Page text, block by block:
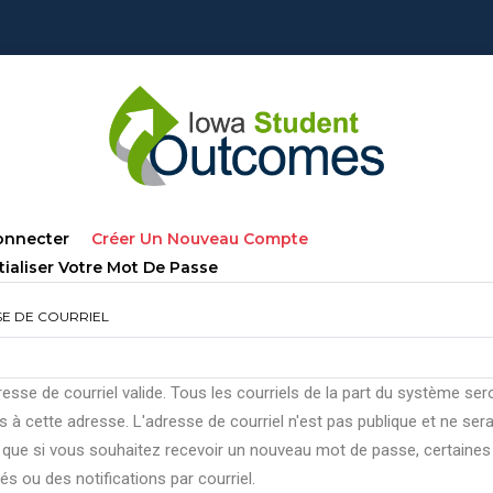
Créer Un Nouveau Compte
Votre Mot De Passe
DE COURRIEL
de courriel valide. Tous les courriels de la part du système
à cette adresse. L'adresse de courriel n'est pas publique et ne sera
si vous souhaitez recevoir un nouveau mot de passe, certaines
ou des notifications par courriel.